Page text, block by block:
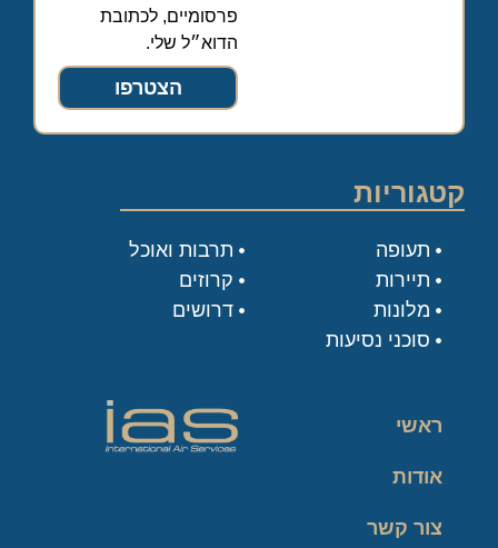
פרסומיים, לכתובת
הדוא״ל שלי.
הצטרפו
קטגוריות
תעופה
תיירות
מלונות
סוכני נסיעות
תרבות ואוכל
קרוזים
דרושים
ראשי
אודות
צור קשר